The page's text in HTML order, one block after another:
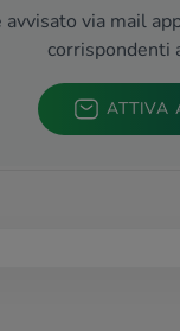
avvisato via mail
corrispondenti
ATTIVA